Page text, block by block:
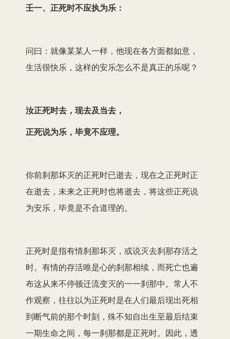
壬一、正死时不应执为乐：
问曰：就像某某人一样，他现在各方面都如意，
生活很快乐，这样的安乐怎么不是真正的乐呢？
汝正死时去，现去及当去，
正死说为乐，毕竟不应理。
你前刹那坏灭的正死时已逝去，现在之正死时正
在逝去，未来之正死时也将逝去，将这些正死说
为安乐，毕竟是不合道理的。
正死时是指有情刹那坏灭，或说灭去刹那存活之
时。有情的存活唯是心的刹那相续，而死亡也遍
布这从来不停顿迁流变灭的一一刹那中。常人不
作观察，往往以为正死时是在人们最后现出死相
到断气前的那个时刻，殊不知自出生至最后结束
一期生命之间，每一刹那都是正死时。因此，透